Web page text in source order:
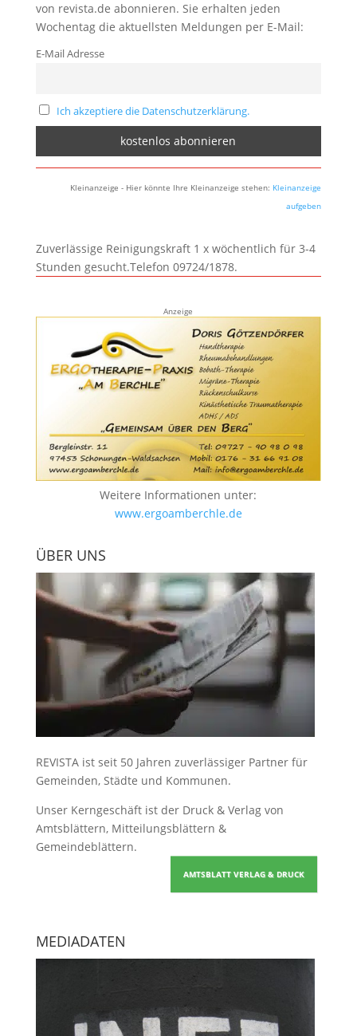
von revista.de abonnieren. Sie erhalten jeden
Wochentag die aktuellsten Meldungen per E-Mail:
E-Mail Adresse
Ich akzeptiere die Datenschutzerklärung.
Kleinanzeige - Hier könnte Ihre Kleinanzeige stehen: Kleinanzeige
aufgeben
Zuverlässige Reinigungskraft 1 x wöchentlich für 3-4
Stunden gesucht.Telefon 09724/1878.
Anzeige
Weitere Informationen unter:
www.ergoamberchle.de
ÜBER UNS
REVISTA ist seit 50 Jahren zuverlässiger Partner für
Gemeinden, Städte und Kommunen.
Unser Kerngeschäft ist der Druck & Verlag von
Amtsblättern, Mitteilungsblättern &
Gemeindeblättern.
AMTSBLATT VERLAG & DRUCK
MEDIADATEN